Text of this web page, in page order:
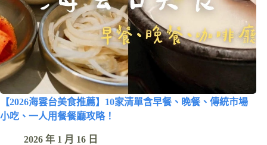
【2026海雲台美食推薦】10家清單含早餐、晚餐、傳統市場
小吃、一人用餐餐廳攻略！
2026 年 1 月 16 日